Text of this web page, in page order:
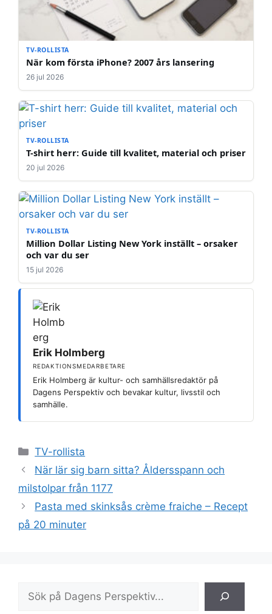
TV-ROLLISTA
När kom första iPhone? 2007 års lansering
26 jul 2026
TV-ROLLISTA
T-shirt herr: Guide till kvalitet, material och priser
20 jul 2026
TV-ROLLISTA
Million Dollar Listing New York inställt – orsaker
och var du ser
15 jul 2026
Erik Holmberg
REDAKTIONSMEDARBETARE
Erik Holmberg är kultur- och samhällsredaktör på
Dagens Perspektiv och bevakar kultur, livsstil och
samhälle.
Kategorier
TV-rollista
När lär sig barn sitta? Åldersspann och
milstolpar från 1177
Pasta med skinksås crème fraiche – Recept
på 20 minuter